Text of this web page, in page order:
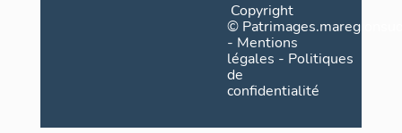
Copyright
©
- Mentions
légales - Politiques
de
confidentialité